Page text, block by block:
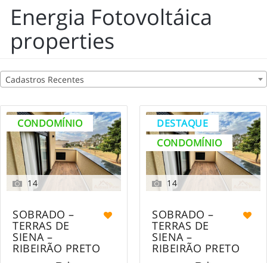
Energia Fotovoltáica
properties
Cadastros Recentes
CONDOMÍNIO
14
SOBRADO –
TERRAS DE
SIENA –
RIBEIRÃO PRETO
DESTAQUE
CONDOMÍNIO
14
SOBRADO –
TERRAS DE
SIENA –
RIBEIRÃO PRETO